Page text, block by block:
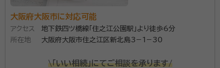
大阪府大阪市に対応可能
アクセス
地下鉄四ツ橋線「住之江公園駅」より徒歩6分
所在地
大阪府大阪市住之江区新北島3−1−30
\「いい相続」にてご相談を承ります/